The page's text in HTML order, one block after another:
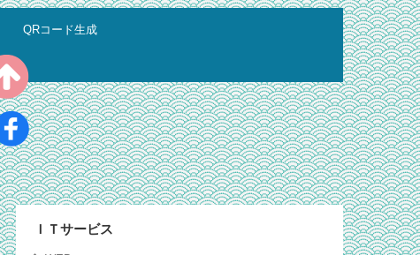
QRコード生成
ＩＴサービス